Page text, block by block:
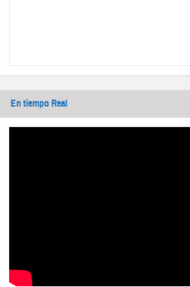
En tiempo Real